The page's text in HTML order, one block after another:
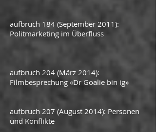
aufbruch 184 (September 2011):
Politmarketing im Überfluss
aufbruch 204 (März 2014):
Filmbesprechung «Dr Goalie bin ig»
aufbruch 207 (August 2014): Personen
und Konflikte